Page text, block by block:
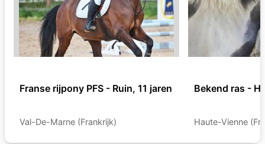
Franse rijpony PFS - Ruin, 11 jaren
Val-De-Marne (Frankrijk)
Bekend ras -
Haute-Vienne